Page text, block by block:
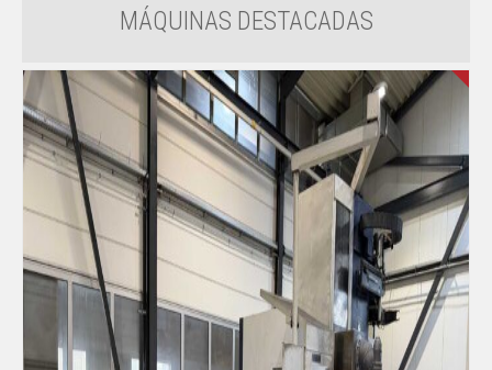
MÁQUINAS DESTACADAS